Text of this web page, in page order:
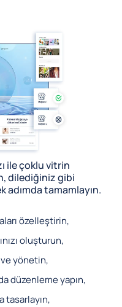
ile çoklu vitrin
dilediğiniz gibi
adımda tamamlayın.
özelleştirin,
oluşturun,
yönetin,
düzenleme yapın,
tasarlayın,